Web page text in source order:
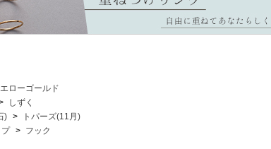
ローゴールド
しずく
)
トパーズ(11月)
プ フック